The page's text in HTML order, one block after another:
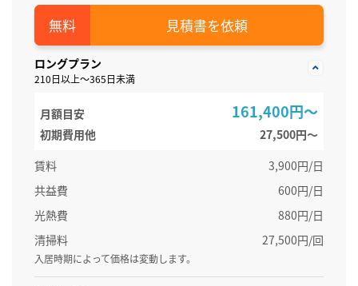
見積書を依頼
ロングプラン
210日以上～365日未満
月額目安 161,400円～
初期費用他
27,500円〜
賃料
3,900円/日
共益費
600円/日
光熱費
880円/日
清掃料
27,500円/回
入居時期によって価格は変動します。